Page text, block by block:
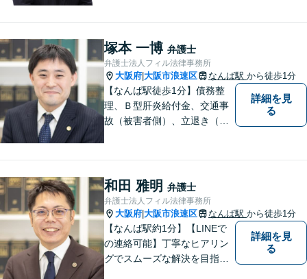
クライアントの話を丁寧に聞
き、意思疎通を測った上で最
適な解決策を提示します。
塚本 一博 弁護士
弁護士法人フィル法律事務所
大阪府 大阪市浪速区 なんば駅 から徒歩1分
【なんば駅徒歩1分】債務整
理、Ｂ型肝炎給付金、交通事
故（被害者側）、立退き（借
連絡ください！
詳細を見
る
和田 雅明 弁護士
弁護士法人フィル法律事務所
大阪府 大阪市浪速区 なんば駅 から徒歩1分
【なんば駅約1分】【LINEで
の連絡可能】丁寧なヒアリン
グでスムーズな解決を目指し
詳細を見
る